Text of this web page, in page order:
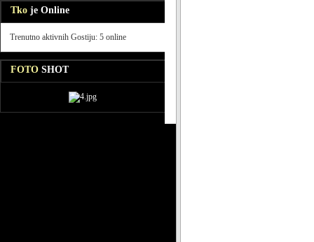
Tko je Online
Trenutno aktivnih Gostiju: 5 online
FOTO SHOT